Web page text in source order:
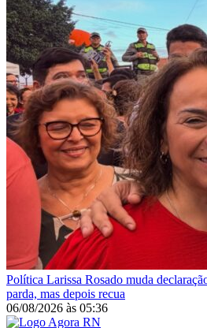
Política Larissa Rosado muda
parda, mas depois recua
06/08/2026 às 05:36